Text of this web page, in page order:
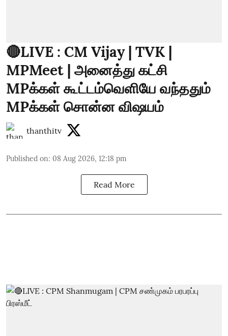
🔴LIVE : CM Vijay | TVK |
MPMeet | அனைத்து கட்சி
MPக்கள் கூட்டம்வெளியே வந்ததும்
MPக்கள் சொன்ன விஷயம்
thanthitv
Published on: 08 Aug 2026, 12:18 pm
Read More